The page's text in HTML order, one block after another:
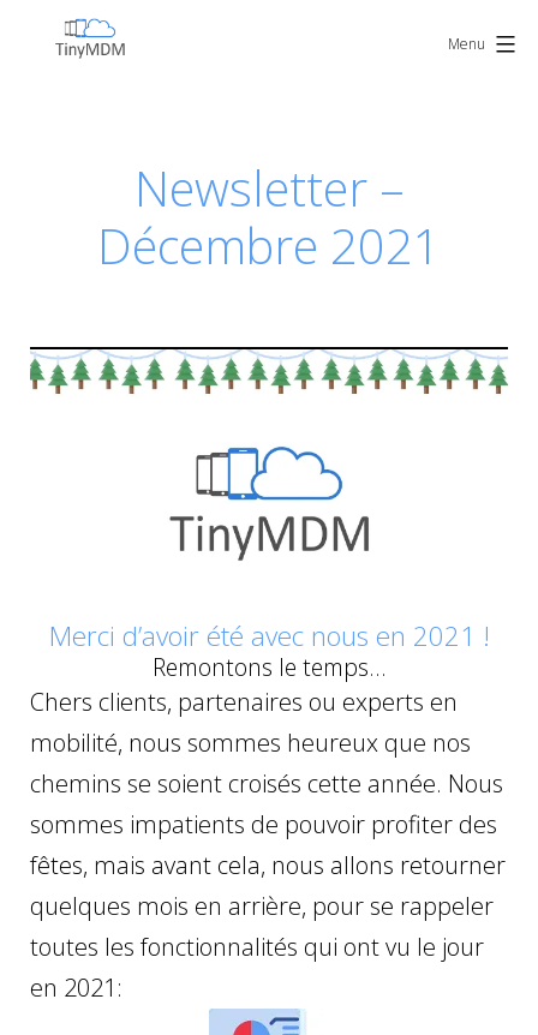
TinyMDM Menu
Newsletter –
Décembre 2021
Merci d’avoir été avec nous en 2021 !
Remontons le temps…
Chers clients, partenaires ou experts en
mobilité, nous sommes heureux que nos
chemins se soient croisés cette année. Nous
sommes impatients de pouvoir profiter des
fêtes, mais avant cela, nous allons retourner
quelques mois en arrière, pour se rappeler
toutes les fonctionnalités qui ont vu le jour
en 2021: